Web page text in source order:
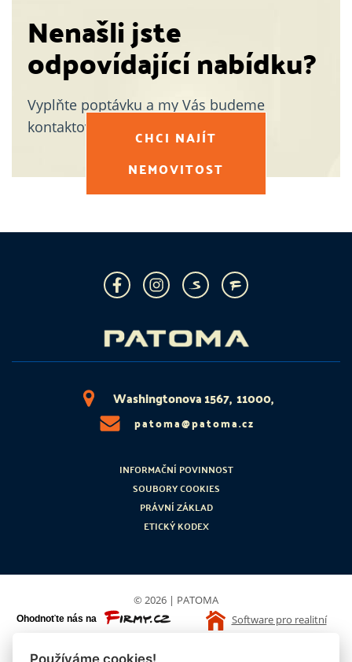
Nenašli jste
odpovídající nabídku?
Vyplňte poptávku a my Vás budeme
kontaktovat s vhodnou nabídkou.
CHCI NAJÍT
NEMOVITOST
Washingtonova 1567, 11000,
patoma@patoma.cz
INFORMAČNÍ POVINNOST
SOUBORY COOKIES
PRÁVNÍ ZÁKLAD
ETICKÝ KODEX
© 2026 | PATOMA
Software pro realitní
Používáme cookies!